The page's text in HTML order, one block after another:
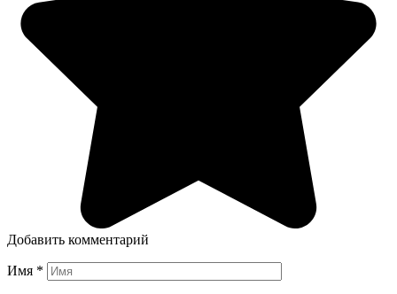
Добавить комментарий
Имя *